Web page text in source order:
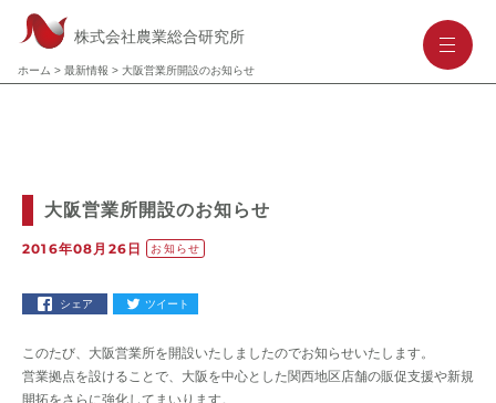
株式会社農業総合研究所
ホーム > 最新情報 > 大阪営業所開設のお知らせ
--
大阪営業所開設のお知らせ
2016年08月26日 お知らせ
シェア ツイート
このたび、大阪営業所を開設いたしましたのでお知らせいたします。
営業拠点を設けることで、大阪を中心とした関西地区店舗の販促支援や新規
開拓をさらに強化してまいります。